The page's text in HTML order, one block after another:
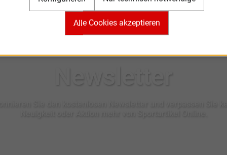
Alle Cookies akzeptieren